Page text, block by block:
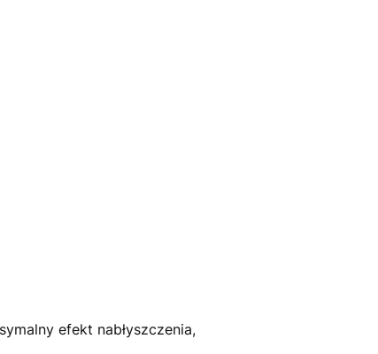
efekt nabłyszczenia,